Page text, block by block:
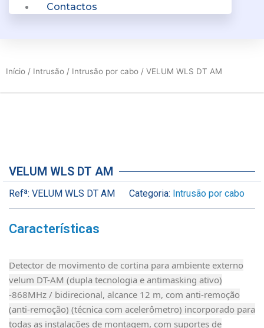
Contactos
Início / Intrusão / Intrusão por cabo / VELUM WLS DT AM
VELUM WLS DT AM
Refª: VELUM WLS DT AM Categoria: Intrusão por cabo
Características
Detector de movimento de cortina para ambiente externo
velum DT-AM (dupla tecnologia e antimasking ativo)
-868MHz / bidirecional, alcance 12 m, com anti-remoção
(anti-remoção) (técnica com acelerômetro) incorporado para
todas as instalações de montagem, com suportes de